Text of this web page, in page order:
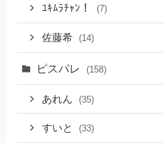
ﾕｷﾑﾗﾁｬﾝ！ (7)
佐藤希 (14)
ピスパレ (158)
あれん (35)
すいと (33)